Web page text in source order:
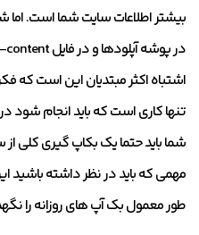
بیشتر اطلاعات سایت شما است.
اشتباه اکثر مبتدیان این است که
تنها کاری است که باید انجام شود
شما باید حتما یک بکاپ گیری کلی
مهمی که باید در نظر داشته
طور معمول بک آپ های روزانه را